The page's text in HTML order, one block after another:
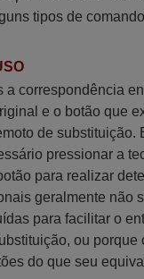
tipos de
a correspondência
e o botão que
de substituição.
pressionar a
para realizar
geralmente não
para facilitar o
ou porque
do que seu